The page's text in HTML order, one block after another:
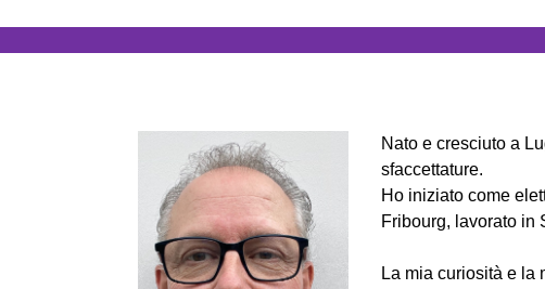
Nato e cresciuto a
sfaccettature.
Ho iniziato come
Fribourg, lavorato in
La mia curiosità e la